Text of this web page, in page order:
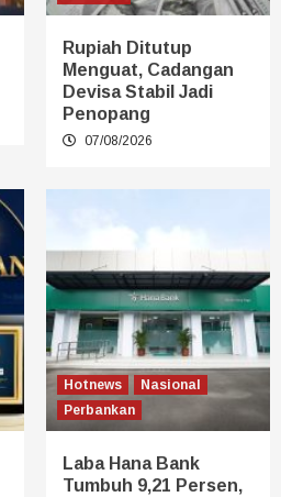
Rupiah Ditutup
Menguat, Cadangan
Devisa Stabil Jadi
Penopang
07/08/2026
Hotnews
Nasional
Perbankan
Laba Hana Bank
Tumbuh 9,21 Persen,